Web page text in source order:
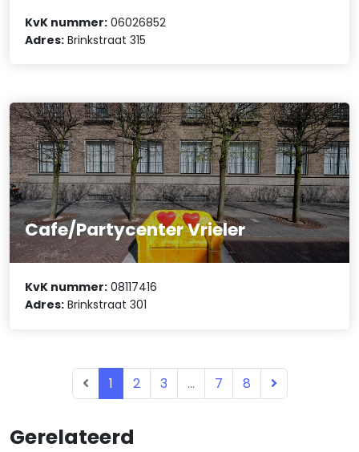
Gerelateerd
KvK nummer: 06026852
Adres: Brinkstraat 315
Cafe/Partycenter Vrieler
KvK nummer: 08117416
Adres: Brinkstraat 301
1 2 3 ... 7 8